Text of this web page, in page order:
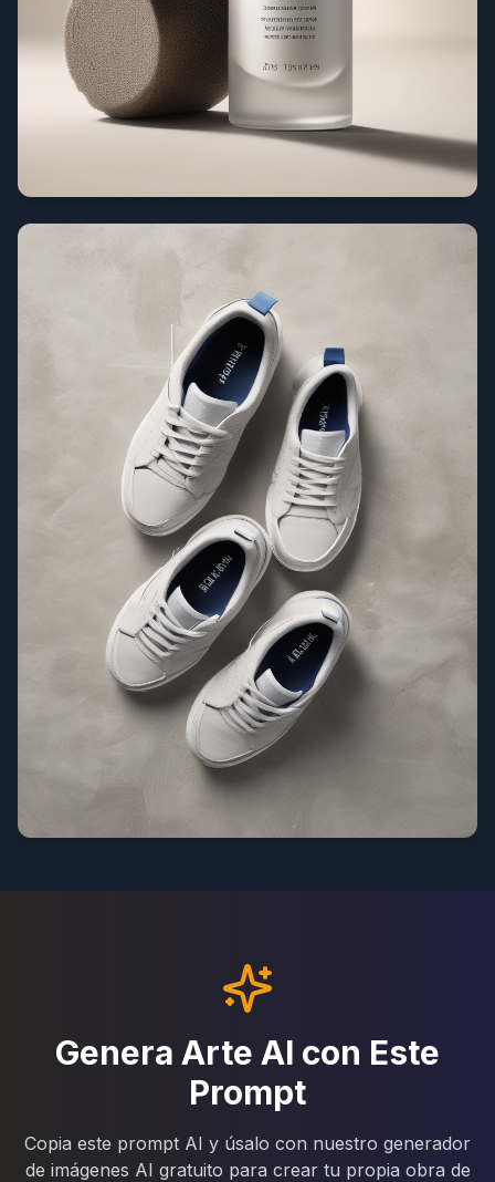
Genera Arte AI con Este
Prompt
Copia este prompt AI y úsalo con nuestro generador
de imágenes AI gratuito para crear tu propia obra de